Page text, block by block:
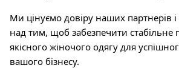
Ми цінуємо довіру наших партнерів
над тим, щоб забезпечити стабільне
якісного жіночого одягу для
вашого бізнесу.